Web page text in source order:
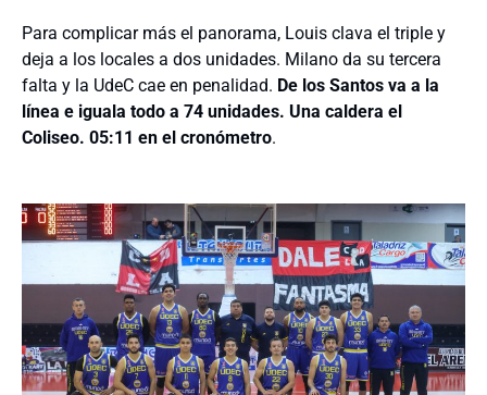
Para complicar más el panorama, Louis clava el triple y
deja a los locales a dos unidades. Milano da su tercera
falta y la UdeC cae en penalidad. De los Santos va a la
línea e iguala todo a 74 unidades. Una caldera el
Coliseo. 05:11 en el cronómetro.